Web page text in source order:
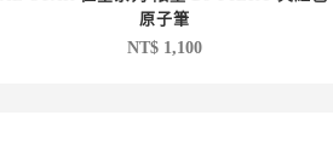
原子筆
NT$1,100